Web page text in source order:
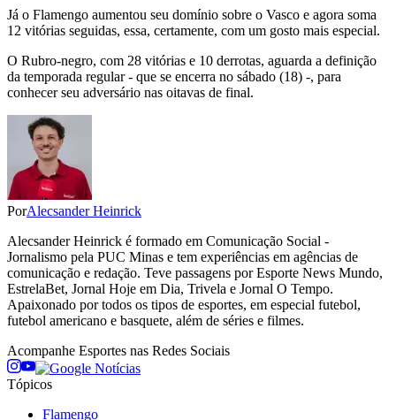
Já o Flamengo aumentou seu domínio sobre o Vasco e agora soma
12 vitórias seguidas, essa, certamente, com um gosto mais especial.
O Rubro-negro, com 28 vitórias e 10 derrotas, aguarda a definição
da temporada regular - que se encerra no sábado (18) -, para
conhecer seu adversário nas oitavas de final.
PorAlecsander Heinrick
Alecsander Heinrick é formado em Comunicação Social -
Jornalismo pela PUC Minas e tem experiências em agências de
comunicação e redação. Teve passagens por Esporte News Mundo,
EstrelaBet, Jornal Hoje em Dia, Trivela e Jornal O Tempo.
Apaixonado por todos os tipos de esportes, em especial futebol,
futebol americano e basquete, além de séries e filmes.
Acompanhe Esportes nas Redes Sociais
Tópicos
Flamengo